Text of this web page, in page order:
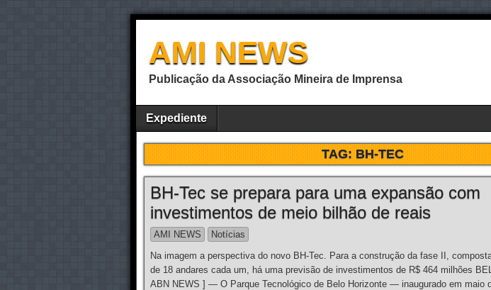
AMI NEWS
Publicação da Associação Mineira de Imprensa
Expediente
TAG:BH-TEC
BH-Tec se prepara para uma expansão com
investimentos de meio bilhão de reais
AMI NEWS
Notícias
Na imagem a perspectiva do novo BH-Tec. Para a construção da fase II,
de 18 andares cada um, há uma previsão de investimentos de R$ 464 milhões
ABN NEWS ] — O Parque Tecnológico de Belo Horizonte — inaugurado em maio